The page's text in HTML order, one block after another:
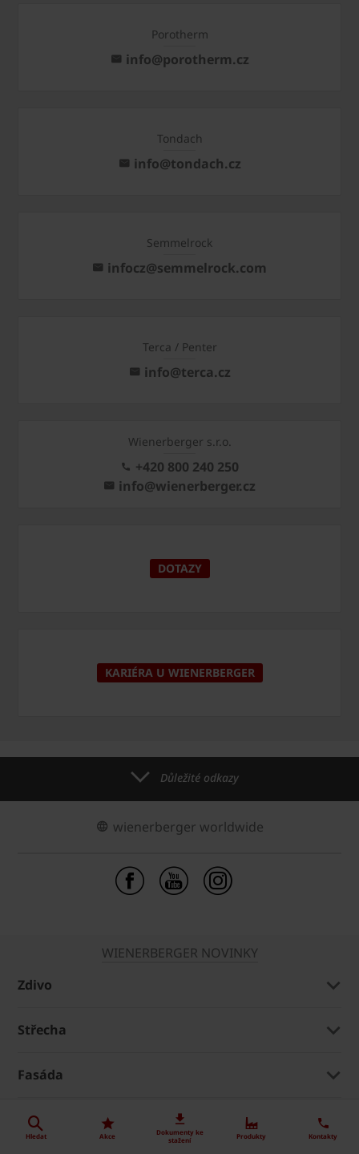
Hledat Akce
Dokumenty ke
stažení
Produkty Kontakty
Porotherm
info@porotherm.cz
Tondach
info@tondach.cz
Semmelrock
infocz@semmelrock.com
Terca / Penter
info@terca.cz
Wienerberger s.r.o.
+420 800 240 250
info@wienerberger.cz
DOTAZY
KARIÉRA U WIENERBERGER
Důležité odkazy
wienerberger worldwide
WIENERBERGER NOVINKY
Zdivo
Střecha
Fasáda
Dlažba